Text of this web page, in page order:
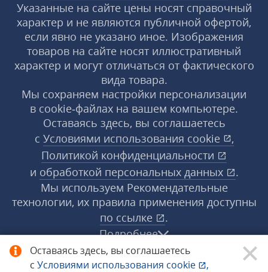
Оставаясь здесь, вы соглашаетесь
с Условиями использования cookie ,
Указанные на сайте цены носят справочный
характер и не являются публичной офертой,
если явно не указано иное. Изображения
товаров на сайте носят иллюстративный
характер и могут отличаться от фактического
вида товара.
Мы сохраняем настройки персонализации
в cookie‑файлах на вашем компьютере.
Оставаясь здесь, вы соглашаетесь
с Условиями использования cookie
,
Политикой конфиденциальности
и обработкой персональных данных
.
Мы используем Рекомендательные
технологии, их правила применения доступны
по ссылке
.
Подробнее